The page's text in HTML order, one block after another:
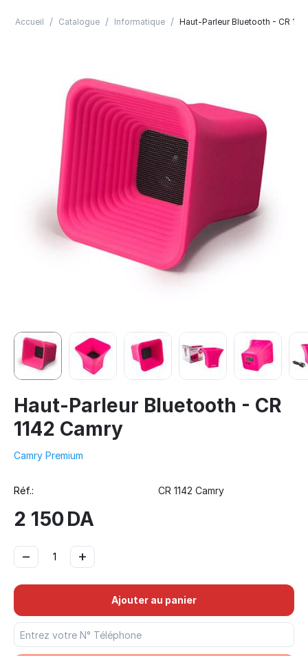
Accueil / Catalogue / Informatique / Haut-Parleur Bluetooth - CR
Haut-Parleur Bluetooth - CR
1142 Camry
Camry Premium
Réf.: CR 1142 Camry
2 150DA
+
−
Ajouter au panier